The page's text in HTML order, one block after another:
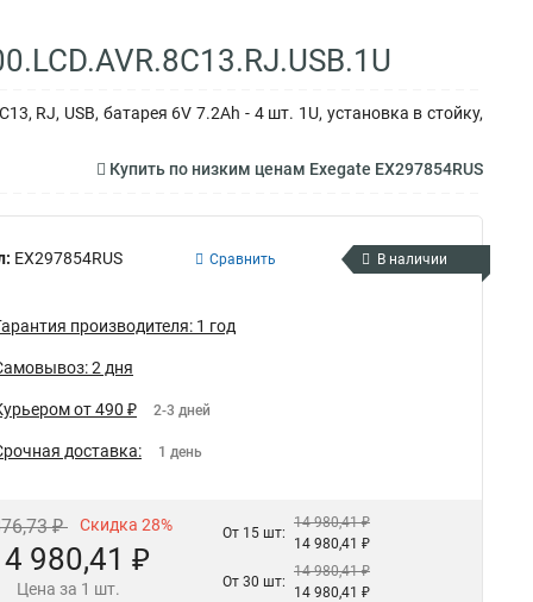
RJ, USB, батарея 6V 7.2Ah - 4 шт. 1U, установка в стойку,
Купить по низким ценам Exegate EX297854RUS
EX297854RUS Сравнить В наличии
производителя: 1 год
2 дня
от 490 ₽ 2-3 дней
доставка: 1 день
₽ Скидка 28%
980,41 ₽
Цена за 1 шт.
От 15 шт:
14 980,41 ₽
14 980,41 ₽
От 30 шт:
14 980,41 ₽
14 980,41 ₽